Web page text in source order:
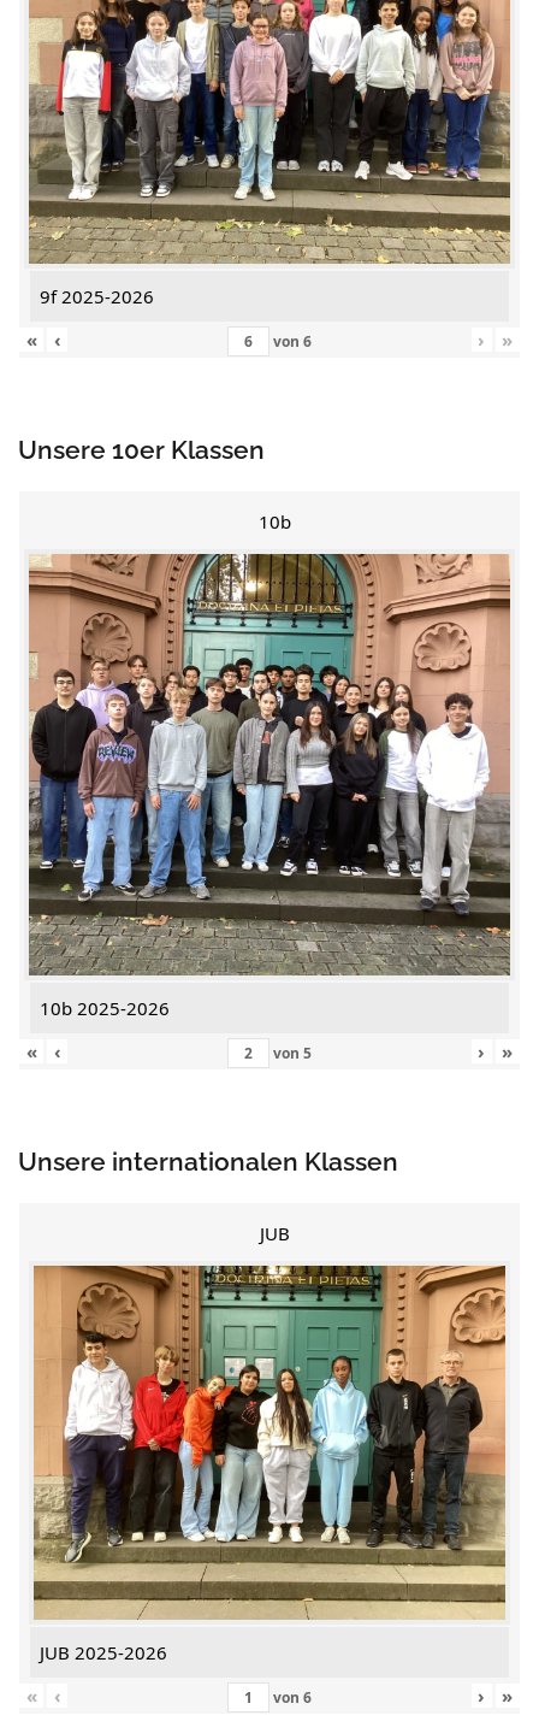
9f 2025-2026
«
‹ von 6 › »
Unsere 10er Klassen
10b
10b 2025-2026
«
‹ von 5 › »
Unsere internationalen Klassen
JUB
JUB 2025-2026
«
‹ von 6 › »